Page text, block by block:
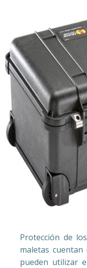
Protección de
maletas
pueden utilizar